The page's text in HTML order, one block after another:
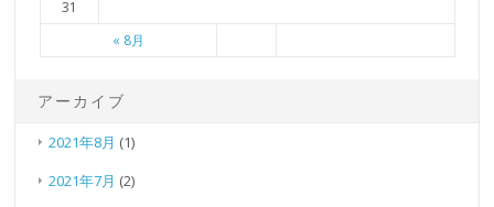
« 8月
31
アーカイブ
2021年8月 (1)
2021年7月 (2)